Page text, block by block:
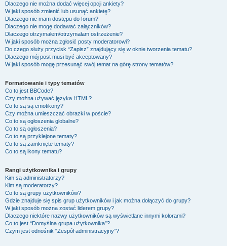
Dlaczego nie można dodać więcej opcji ankiety?
W jaki sposób zmienić lub usunąć ankietę?
Dlaczego nie mam dostępu do forum?
Dlaczego nie mogę dodawać załączników?
Dlaczego otrzymałem/otrzymałam ostrzeżenie?
W jaki sposób można zgłosić posty moderatorowi?
Do czego służy przycisk “Zapisz” znajdujący się w oknie tworzenia tematu?
Dlaczego mój post musi być akceptowany?
W jaki sposób mogę przesunąć swój temat na górę strony tematów?
Formatowanie i typy tematów
Co to jest BBCode?
Czy można używać języka HTML?
Co to są są emotikony?
Czy można umieszczać obrazki w poście?
Co to są ogłoszenia globalne?
Co to są ogłoszenia?
Co to są przyklejone tematy?
Co to są zamknięte tematy?
Co to są ikony tematu?
Rangi użytkownika i grupy
Kim są administratorzy?
Kim są moderatorzy?
Co to są grupy użytkowników?
Gdzie znajduje się spis grup użytkowników i jak można dołączyć do grupy?
W jaki sposób można zostać liderem grupy?
Dlaczego niektóre nazwy użytkowników są wyświetlane innymi kolorami?
Co to jest “Domyślna grupa użytkownika”?
Czym jest odnośnik “Zespół administracyjny”?